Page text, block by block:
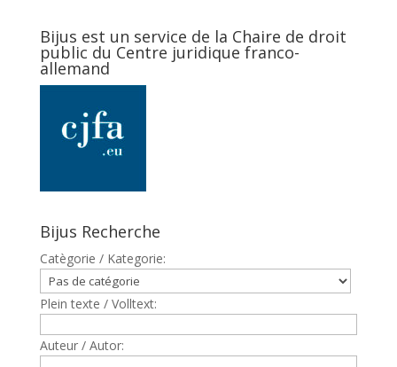
Bijus est un service de la Chaire de droit
public du Centre juridique franco-
allemand
Bijus Recherche
Catègorie / Kategorie:
Plein texte / Volltext:
Auteur / Autor: